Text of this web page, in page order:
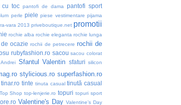
cu toc pantofi de dama pantofi sport
perle piele piese vestimentare pijama
vara 2013 priveboutique.net promotii
rochie alba rochie eleganta rochie lunga
ocazie rochii de petrecere rochii de
rubyfashion.ro sacou sacou colorat
Sfantul Valentin sfaturi silicon
stylicious.ro superfashion.ro
tinar.ro tinte tinuta casual tinută casual
Top Shop top-lenjerie.ro topuri topuri sport
Valentine's Day Valentine’s Day